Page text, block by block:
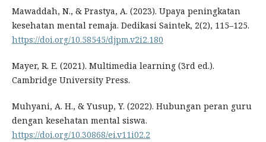
Mawaddah, N., & Prastya, A. (2023). Upaya peningkatan
kesehatan mental remaja. Dedikasi Saintek, 2(2), 115–125.
https://doi.org/10.58545/djpm.v2i2.180
Mayer, R. E. (2021). Multimedia learning (3rd ed.).
Cambridge University Press.
Muhyani, A. H., & Yusup, Y. (2022). Hubungan peran guru
dengan kesehatan mental siswa.
https://doi.org/10.30868/ei.v11i02.2